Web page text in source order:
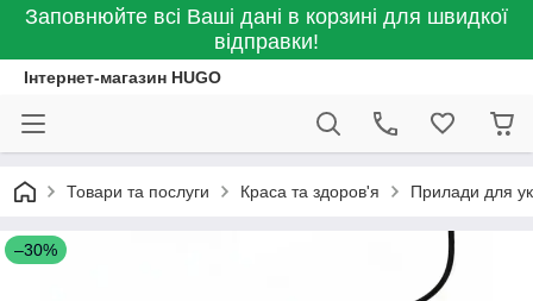
Заповнюйте всі Ваші дані в корзині для швидкої
відправки!
Інтернет-магазин HUGO
Товари та послуги Краса та здоров'я Прилади для
–30%